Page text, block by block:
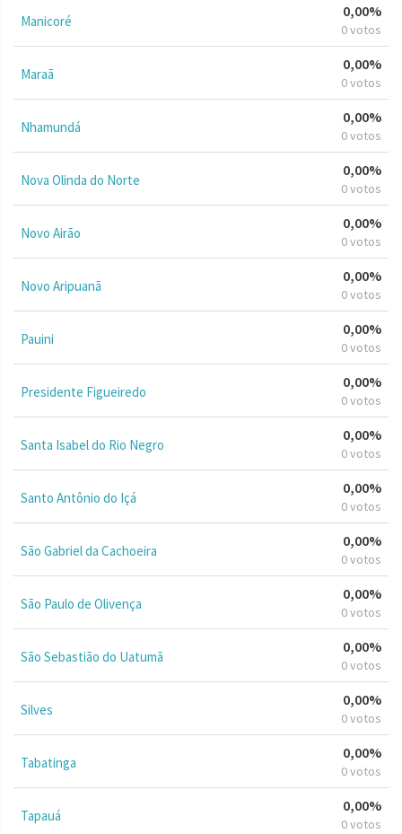
Manicoré
0,00%
0 votos
Maraã
0,00%
0 votos
Nhamundá
0,00%
0 votos
Nova Olinda do Norte
0,00%
0 votos
Novo Airão
0,00%
0 votos
Novo Aripuanã
0,00%
0 votos
Pauini
0,00%
0 votos
Presidente Figueiredo
0,00%
0 votos
Santa Isabel do Rio Negro
0,00%
0 votos
Santo Antônio do Içá
0,00%
0 votos
São Gabriel da Cachoeira
0,00%
0 votos
São Paulo de Olivença
0,00%
0 votos
São Sebastião do Uatumã
0,00%
0 votos
Silves
0,00%
0 votos
Tabatinga
0,00%
0 votos
Tapauá
0,00%
0 votos